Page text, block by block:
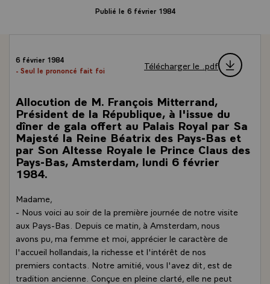
Publié le 6 février 1984
6 février 1984
- Seul le prononcé fait foi
Télécharger le .pdf
Allocution de M. François Mitterrand,
Président de la République, à l'issue du
dîner de gala offert au Palais Royal par Sa
Majesté la Reine Béatrix des Pays-Bas et
par Son Altesse Royale le Prince Claus des
Pays-Bas, Amsterdam, lundi 6 février
1984.
Madame,
- Nous voici au soir de la première journée de notre visite
aux Pays-Bas. Depuis ce matin, à Amsterdam, nous
avons pu, ma femme et moi, apprécier le caractère de
l'accueil hollandais, la richesse et l'intérêt de nos
premiers contacts. Notre amitié, vous l'avez dit, est de
tradition ancienne. Conçue en pleine clarté, elle ne peut